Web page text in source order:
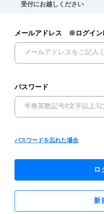
受付にお越しください
メールアドレス ※ログイン
パスワード
パスワードを忘れた場合
ロ
新